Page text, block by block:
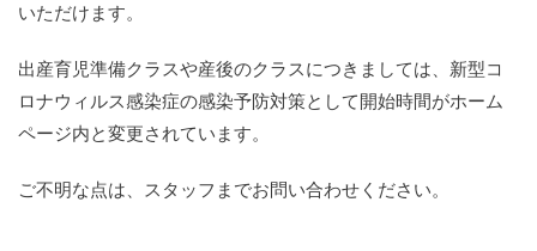
いただけます。
出産育児準備クラスや産後のクラスにつきましては、新型コ
ロナウィルス感染症の感染予防対策として開始時間がホーム
ページ内と変更されています。
ご不明な点は、スタッフまでお問い合わせください。